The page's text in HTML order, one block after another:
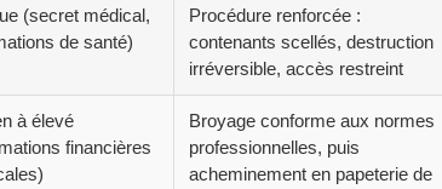
(secret médical,
de santé)
Procédure renforcée :
contenants scellés, destruction
irréversible, accès restreint
à élevé
financières
Broyage conforme aux normes
professionnelles, puis
acheminement en papeterie de